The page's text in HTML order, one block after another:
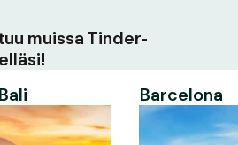
muissa Tinder-
Bali Barcelona